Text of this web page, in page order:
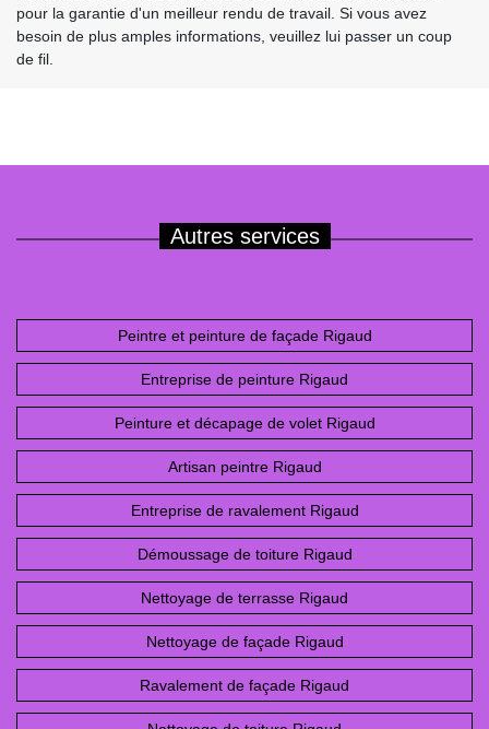
pour la garantie d'un meilleur rendu de travail. Si vous avez
besoin de plus amples informations, veuillez lui passer un coup
de fil.
Autres services
Peintre et peinture de façade Rigaud
Entreprise de peinture Rigaud
Peinture et décapage de volet Rigaud
Artisan peintre Rigaud
Entreprise de ravalement Rigaud
Démoussage de toiture Rigaud
Nettoyage de terrasse Rigaud
Nettoyage de façade Rigaud
Ravalement de façade Rigaud